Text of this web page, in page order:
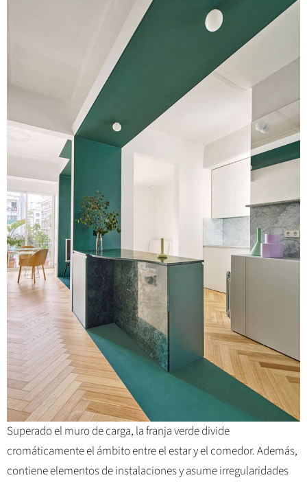
Superado el muro de carga, la franja verde divide
cromáticamente el ámbito entre el estar y el comedor. Además,
contiene elementos de instalaciones y asume irregularidades